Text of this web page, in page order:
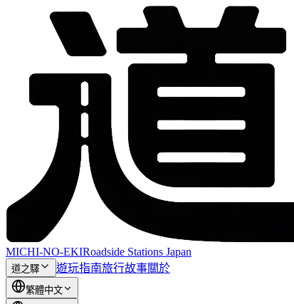
MICHI-NO-EKIRoadside Stations Japan
道之驛 遊玩指南旅行故事關於
繁體中文